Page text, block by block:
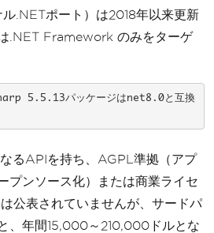
.NETポート）は2018年以来更新
.NET Framework のみをターゲ
5.5.13パッケージはnet8.0と互換
るAPIを持ち、AGPL準拠（アプ
プンソース化）または商業ライセ
公表されていませんが、サードパ
、年間15,000～210,000ドルとな